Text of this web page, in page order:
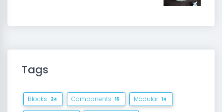
Tags
Blocks 24 Components 15 Modular 14